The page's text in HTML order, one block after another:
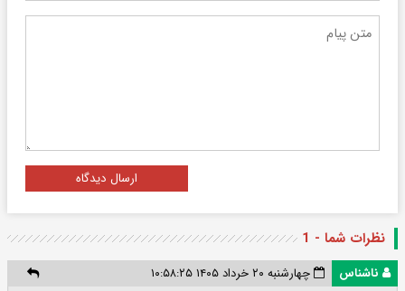
ارسال دیدگاه
نظرات شما - 1
ناشناس
چهارشنبه ۲۰ خرداد ۱۴۰۵ ۱۰:۵۸:۲۵